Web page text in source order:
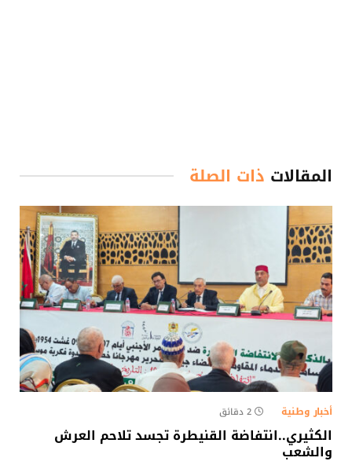
المقالات ذات الصلة
أخبار وطنية 2 دقائق
الكثيري..انتفاضة القنيطرة تجسد تلاحم العرش
والشعب